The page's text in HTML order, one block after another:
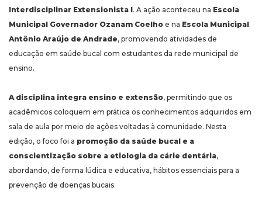
Interdisciplinar Extensionista I. A ação aconteceu na Escola
Municipal Governador Ozanam Coelho e na Escola Municipal
Antônio Araújo de Andrade, promovendo atividades de
educação em saúde bucal com estudantes da rede municipal de
ensino.
A disciplina integra ensino e extensão, permitindo que os
acadêmicos coloquem em prática os conhecimentos adquiridos em
sala de aula por meio de ações voltadas à comunidade. Nesta
edição, o foco foi a promoção da saúde bucal e a
conscientização sobre a etiologia da cárie dentária,
abordando, de forma lúdica e educativa, hábitos essenciais para a
prevenção de doenças bucais.